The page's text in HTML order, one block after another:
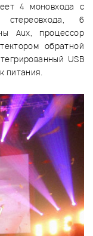
4 моновхода с
стереовхода, 6
Aux, процессор
обратной
USB
питания.